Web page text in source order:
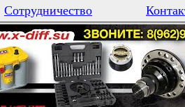
Сотрудничество